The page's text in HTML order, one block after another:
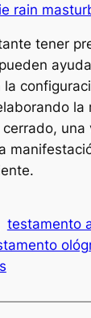
rain
tener
la
una
testamento